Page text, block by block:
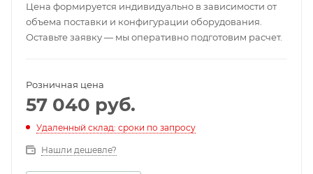
Цена формируется индивидуально в зависимости от
объема поставки и конфигурации оборудования.
Оставьте заявку — мы оперативно подготовим расчет.
Розничная цена
57 040 руб.
Удаленный склад: сроки по запросу
Нашли дешевле?